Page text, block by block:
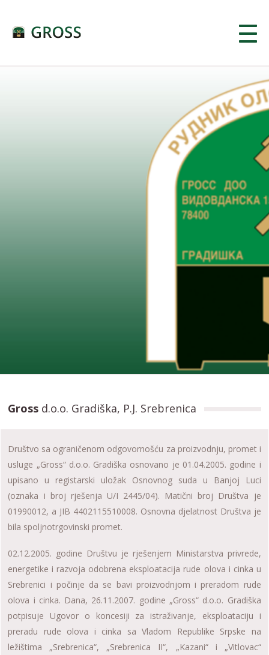
Gross d.o.o. Gradiška, P.J. Srebrenica
Društvo sa ograničenom odgovornošću za proizvodnju, promet i
usluge „Gross“ d.o.o. Gradiška osnovano je 01.04.2005. godine i
upisano u registarski uložak Osnovnog suda u Banjoj Luci
(oznaka i broj rješenja U/I 2445/04). Matični broj Društva je
01990012, a JIB 4402115510008. Osnovna djelatnost Društva je
bila spolјnotrgovinski promet.
02.12.2005. godine Društvu je rješenjem Ministarstva privrede,
energetike i razvoja odobrena eksploatacija rude olova i cinka u
Srebrenici i počinje da se bavi proizvodnjom i preradom rude
olova i cinka. Dana, 26.11.2007. godine „Gross“ d.o.o. Gradiška
potpisuje Ugovor o koncesiji za istraživanje, eksploataciju i
preradu rude olova i cinka sa Vladom Republike Srpske na
ležištima „Srebrenica“, „Srebrenica II“, „Kazani“ i „Vitlovac“